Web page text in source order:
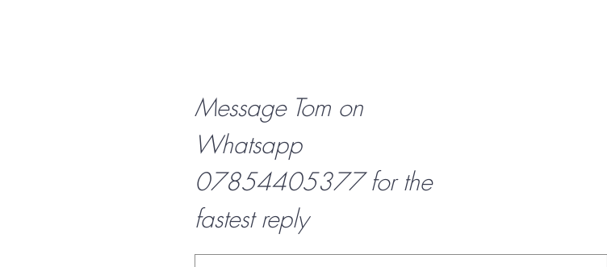
Message Tom on
Whatsapp
07854405377 for the
fastest reply